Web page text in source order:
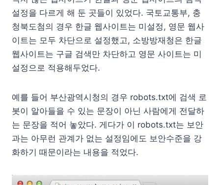
설정을 다르게 해 둔 곳들이 있었다. 국토교통부, 충
청북도첨의 경우 한글 웹사이트는 미설정, 영문 웹사
이트는 모두 차단으로 설정했고, 소방방재청은 한글
웹사이트는 구글 검색만 차단하고 영문 사이트는 미
설정으로 적용해두었다.
예를 들어 부산광역시청의 경우 robots.txt에 검색 로
봇이 알아들을 수 있는 문장이 아닌 사람에게 전달하
는 문장을 적어 놓았다. 게다가 이 robots.txt는 보안
과는 아무런 관계가 없는 설정임에도 보안수준을 강
화하기 때문이라는 내용을 적었다.